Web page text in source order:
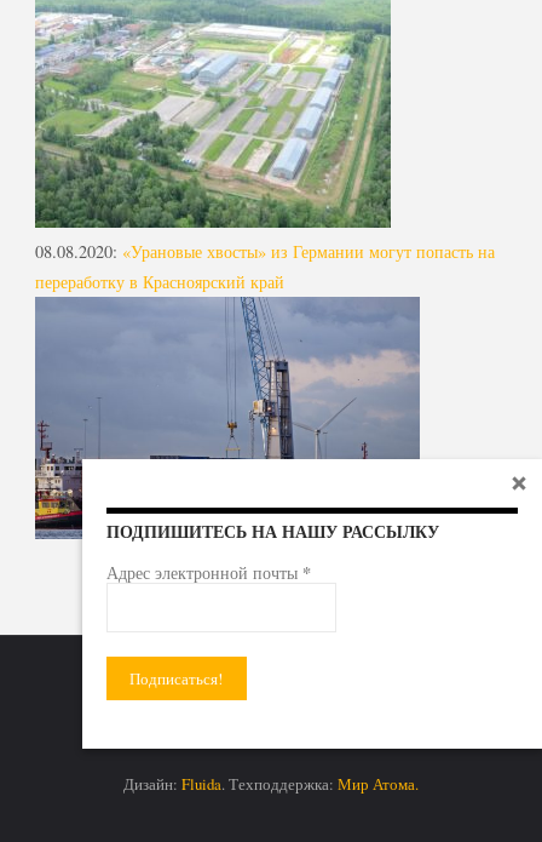
08.08.2020: «Урановые хвосты» из Германии могут попасть на
переработку в Красноярский край
Дизайн: Fluida. Техподдержка: Мир Атома.
ПОДПИШИТЕСЬ НА НАШУ РАССЫЛКУ
Адрес электронной почты *